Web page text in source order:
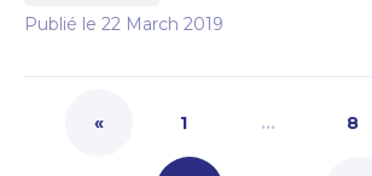
Publié le 22 March 2019
« 1 … 8